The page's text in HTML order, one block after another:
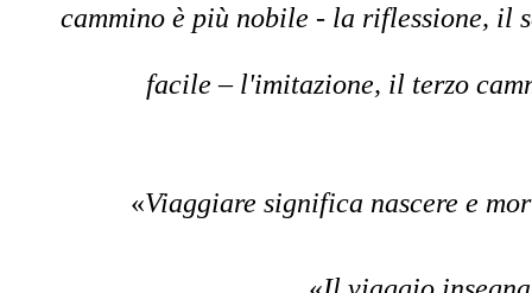
cammino è più nobile - la riflessione, il
facile – l'imitazione, il terzo
«Viaggiare significa nascere e